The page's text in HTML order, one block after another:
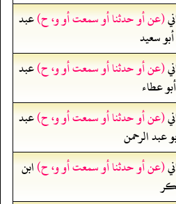
(عن أو حدثنا أو سمعت أو و، ح)عبد
سعيد
(عن أو حدثنا أو سمعت أو و، ح)عبد
عطاء
(عن أو حدثنا أو سمعت أو و، ح)عبد
عبد الرحمن
(عن أو حدثنا أو سمعت أو و، ح)ابن